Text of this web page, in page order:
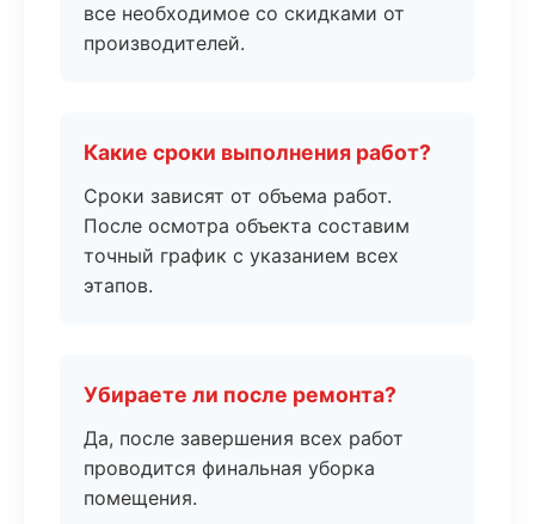
все необходимое со скидками от
производителей.
Какие сроки выполнения работ?
Сроки зависят от объема работ.
После осмотра объекта составим
точный график с указанием всех
этапов.
Убираете ли после ремонта?
Да, после завершения всех работ
проводится финальная уборка
помещения.